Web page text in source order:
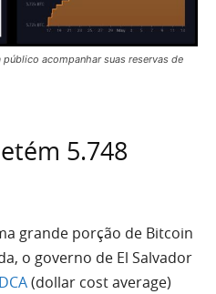
acompanhar suas reservas de
5.748
grande porção de Bitcoin
o governo de El Salvador
(dollar cost average)